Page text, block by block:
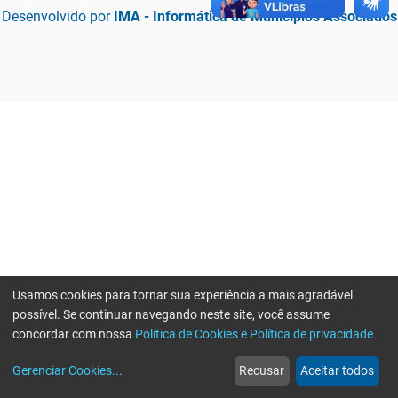
Desenvolvido por IMA - Informática de Municípios Associados
web
Notícias
more_horiz
Mais
Usamos cookies para tornar sua experiência a mais agradável
possível. Se continuar navegando neste site, você assume
concordar com nossa Política de Cookies e Política de privacidade
Gerenciar Cookies... Recusar Aceitar todos
Erro ao enviar informações, por favor tente novamente